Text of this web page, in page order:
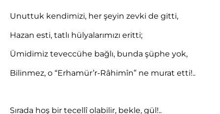
Unuttuk kendimizi, her şeyin zevki de gitti,
Hazan esti, tatlı hülyalarımızı eritti;
Ümidimiz teveccühe bağlı, bunda şüphe yok,
Bilinmez, o “Erhamür’r-Râhimîn” ne murat etti!..
Sırada hoş bir tecellî olabilir, bekle, gül!..